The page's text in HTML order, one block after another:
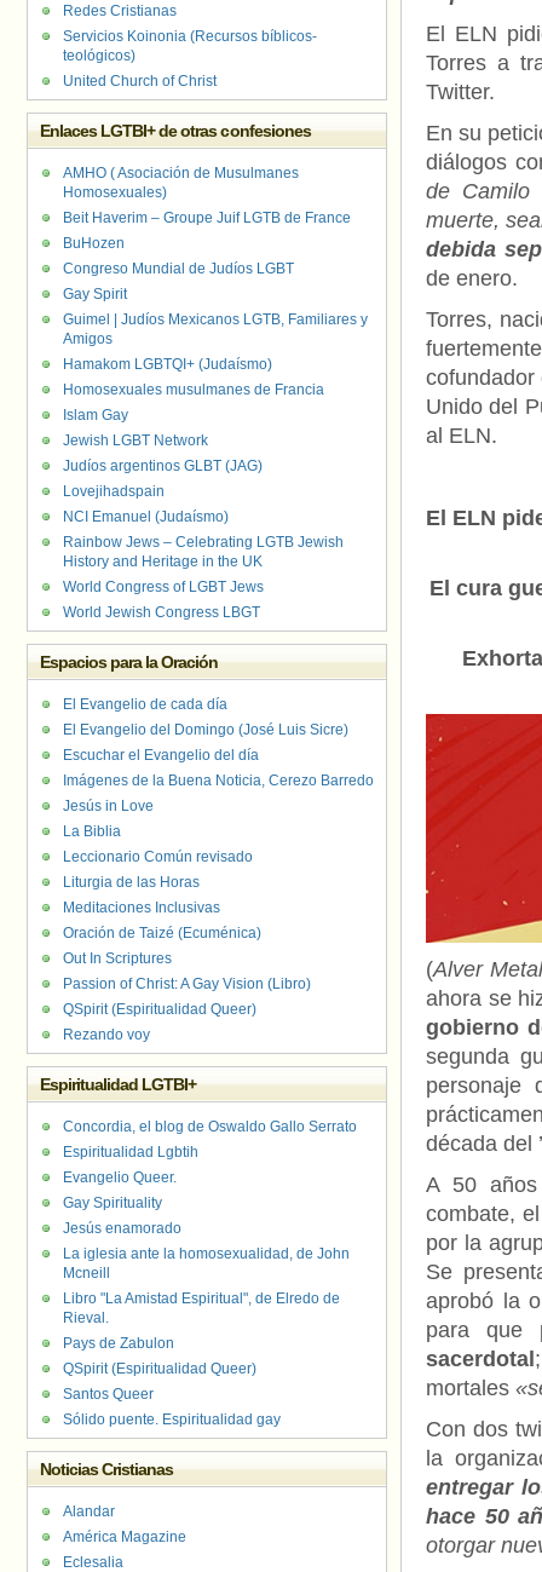
El ELN
Torres a
Twitter.
En su
diálogos
de Camilo
muerte,
debida
de enero.
Torres,
cofundador
Unido del
al ELN.
El ELN
El cura
(Alver
ahora se
gobierno
segunda
personaje
década del
A 50
combate,
por la
Se
aprobó la
para
sacerdotal
mortales
Con dos
la
entregar
hace 50
otorgar
Redes Cristianas
Servicios Koinonia (Recursos bíblicos-
teológicos)
United Church of Christ
Enlaces LGTBI+ de otras confesiones
AMHO ( Asociación de Musulmanes
Homosexuales)
Beit Haverim – Groupe Juif LGTB de France
BuHozen
Congreso Mundial de Judíos LGBT
Gay Spirit
Guimel | Judíos Mexicanos LGTB, Familiares y
Amigos
Hamakom LGBTQI+ (Judaísmo)
Homosexuales musulmanes de Francia
Islam Gay
Jewish LGBT Network
Judíos argentinos GLBT (JAG)
Lovejihadspain
NCI Emanuel (Judaísmo)
Rainbow Jews – Celebrating LGTB Jewish
History and Heritage in the UK
World Congress of LGBT Jews
World Jewish Congress LBGT
Espacios para la Oración
El Evangelio de cada día
El Evangelio del Domingo (José Luis Sicre)
Escuchar el Evangelio del día
Imágenes de la Buena Noticia, Cerezo Barredo
Jesús in Love
La Biblia
Leccionario Común revisado
Liturgia de las Horas
Meditaciones Inclusivas
Oración de Taizé (Ecuménica)
Out In Scriptures
Passion of Christ: A Gay Vision (Libro)
QSpirit (Espiritualidad Queer)
Rezando voy
Espiritualidad LGTBI+
Concordia, el blog de Oswaldo Gallo Serrato
Espiritualidad Lgbtih
Evangelio Queer.
Gay Spirituality
Jesús enamorado
La iglesia ante la homosexualidad, de John
Mcneill
Libro "La Amistad Espiritual", de Elredo de
Rieval.
Pays de Zabulon
QSpirit (Espiritualidad Queer)
Santos Queer
Sólido puente. Espiritualidad gay
Noticias Cristianas
Alandar
América Magazine
Eclesalia